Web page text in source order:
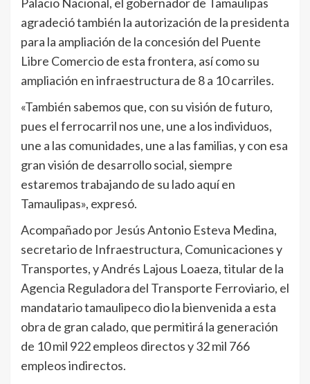
agradeció también la autorización de la presidenta
para la ampliación de la concesión del Puente
Libre Comercio de esta frontera, así como su
ampliación en infraestructura de 8 a 10 carriles.
«También sabemos que, con su visión de futuro,
pues el ferrocarril nos une, une a los individuos,
une a las comunidades, une a las familias, y con esa
gran visión de desarrollo social, siempre
estaremos trabajando de su lado aquí en
Tamaulipas», expresó.
Acompañado por Jesús Antonio Esteva Medina,
secretario de Infraestructura, Comunicaciones y
Transportes, y Andrés Lajous Loaeza, titular de la
Agencia Reguladora del Transporte Ferroviario, el
mandatario tamaulipeco dio la bienvenida a esta
obra de gran calado, que permitirá la generación
de 10 mil 922 empleos directos y 32 mil 766
empleos indirectos.